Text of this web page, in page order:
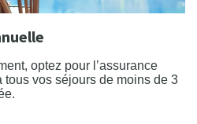
optez pour l’assurance
vos séjours de moins de 3